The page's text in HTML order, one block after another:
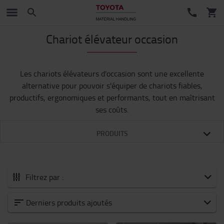
Chariot élévateur occasion
Les chariots élévateurs d'occasion sont une excellente
alternative pour pouvoir s'équiper de chariots fiables,
productifs, ergonomiques et performants, tout en maîtrisant
ses coûts.
PRODUITS
Filtrez par :
Nos chariots élévateurs d'occasion
Derniers produits ajoutés